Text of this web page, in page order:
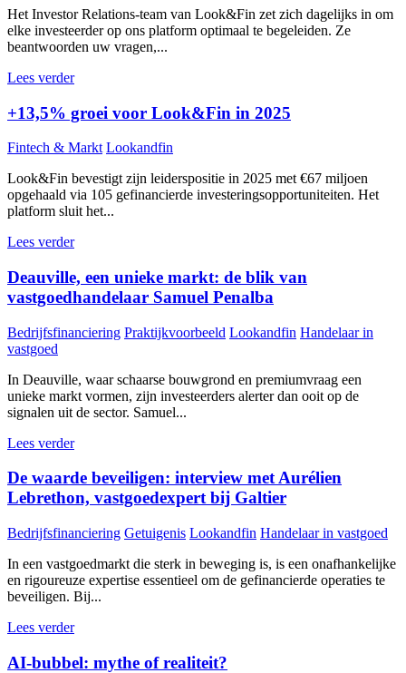
Het Investor Relations-team van Look&Fin zet zich dagelijks in om
elke investeerder op ons platform optimaal te begeleiden. Ze
beantwoorden uw vragen,...
Lees verder
+13,5% groei voor Look&Fin in 2025
Fintech & Markt Lookandfin
Look&Fin bevestigt zijn leiderspositie in 2025 met €67 miljoen
opgehaald via 105 gefinancierde investeringsopportuniteiten. Het
platform sluit het...
Lees verder
Deauville, een unieke markt: de blik van
vastgoedhandelaar Samuel Penalba
Bedrijfsfinanciering Praktijkvoorbeeld Lookandfin Handelaar in
vastgoed
In Deauville, waar schaarse bouwgrond en premiumvraag een
unieke markt vormen, zijn investeerders alerter dan ooit op de
signalen uit de sector. Samuel...
Lees verder
De waarde beveiligen: interview met Aurélien
Lebrethon, vastgoedexpert bij Galtier
Bedrijfsfinanciering Getuigenis Lookandfin Handelaar in vastgoed
In een vastgoedmarkt die sterk in beweging is, is een onafhankelijke
en rigoureuze expertise essentieel om de gefinancierde operaties te
beveiligen. Bij...
Lees verder
AI-bubbel: mythe of realiteit?